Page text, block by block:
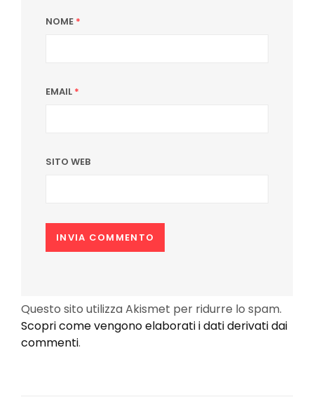
NOME *
EMAIL *
SITO WEB
Questo sito utilizza Akismet per ridurre lo spam.
Scopri come vengono elaborati i dati derivati dai
commenti.